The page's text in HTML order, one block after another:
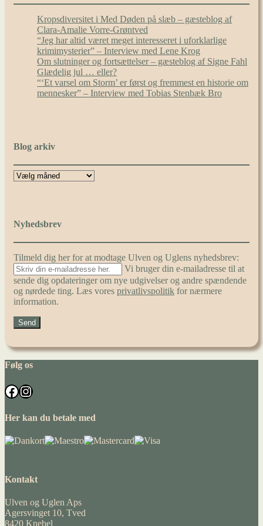
Kropsdiversitet i Med Døden på slæb – gæsteblog af
Clara-Amalie Vorre-Grøntved
“Jeg har altid været meget interesseret i uforklarlige
krimimysterier” – Interview med Lene Krog
Om slutninger og fortsættelser – gæsteblog af Signe Fahl
Glædelig jul … eller?
“‘Et varsel om Storm’ er først og fremmest en historie om
mennesker” – Interview med Tobias Stenbæk Bro
Blog arkiv
Nyhedsbrev
Tilmeld dig her for at modtage Ulven og Uglens nyhedsbrev:
Vi bruger din e-mailadresse til at
sende dig opdateringer om nye udgivelser og andre spændende
og nørdede ting. Læs vores privatlivspolitik for nærmere
information.
Følg os
Facebook
Instagram
Her kan du betale med
Kontakt
Ulven og Uglen Aps
Agersvinget 10, Tved
8420 Knebel